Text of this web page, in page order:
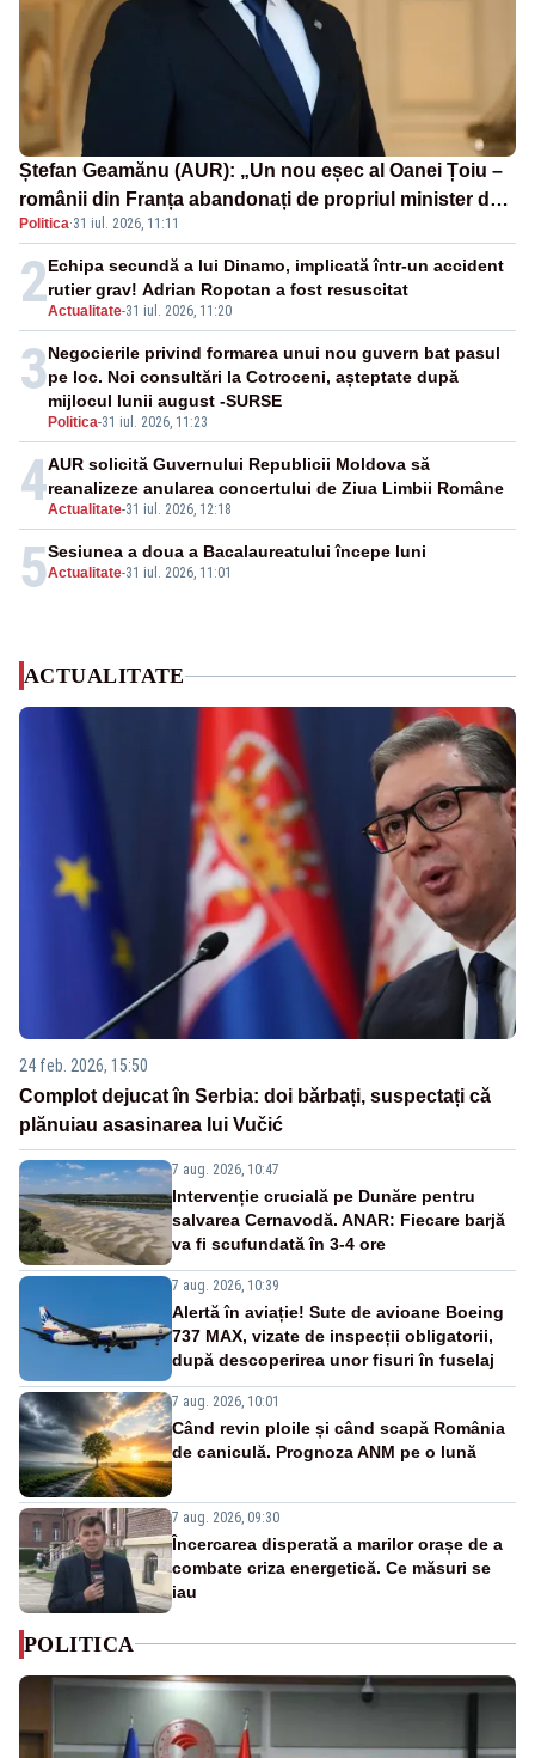
Ștefan Geamănu (AUR): „Un nou eșec al Oanei Țoiu –
românii din Franța abandonați de propriul minister de
externe în fața incendiilor de vegetație!”
Politica·31 iul. 2026, 11:11
2Actualitate-31 iul. 2026, 11:20
Echipa secundă a lui Dinamo, implicată într-un accident
rutier grav! Adrian Ropotan a fost resuscitat
3
Politica-31 iul. 2026, 11:23
Negocierile privind formarea unui nou guvern bat pasul
pe loc. Noi consultări la Cotroceni, așteptate după
mijlocul lunii august -SURSE
4Actualitate-31 iul. 2026, 12:18
AUR solicită Guvernului Republicii Moldova să
reanalizeze anularea concertului de Ziua Limbii Române
5Actualitate-31 iul. 2026, 11:01
Sesiunea a doua a Bacalaureatului începe luni
ACTUALITATE
24 feb. 2026, 15:50
Complot dejucat în Serbia: doi bărbați, suspectați că
plănuiau asasinarea lui Vučić
7 aug. 2026, 10:47
Intervenție crucială pe Dunăre pentru
salvarea Cernavodă. ANAR: Fiecare barjă
va fi scufundată în 3-4 ore
7 aug. 2026, 10:39
Alertă în aviație! Sute de avioane Boeing
737 MAX, vizate de inspecții obligatorii,
după descoperirea unor fisuri în fuselaj
7 aug. 2026, 10:01
Când revin ploile și când scapă România
de caniculă. Prognoza ANM pe o lună
7 aug. 2026, 09:30
Încercarea disperată a marilor orașe de a
combate criza energetică. Ce măsuri se
iau
POLITICA